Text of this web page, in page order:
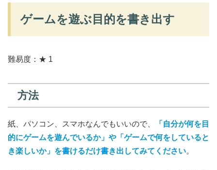
ゲームを遊ぶ目的を書き出す
難易度：★ 1
方法
紙、パソコン、スマホなんでもいいので、
「自分が何を目
的にゲームを遊んでいるか」や「ゲームで何をしていると
き楽しいか」を書けるだけ書き出してみてください。